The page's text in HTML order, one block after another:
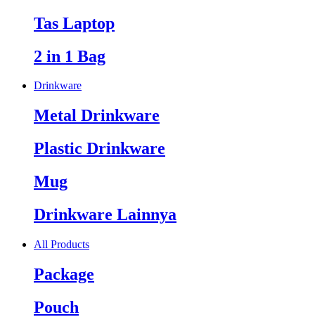
Tas Laptop
2 in 1 Bag
Drinkware
Metal Drinkware
Plastic Drinkware
Mug
Drinkware Lainnya
All Products
Package
Pouch